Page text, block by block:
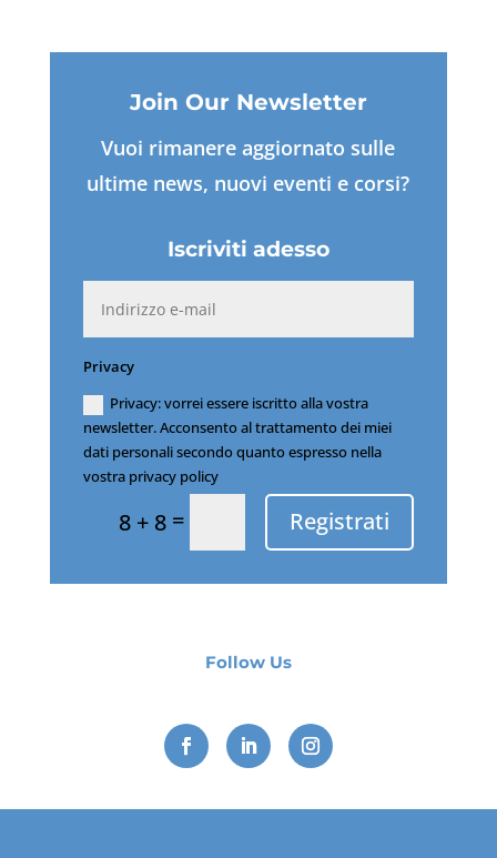
Join Our Newsletter
Vuoi rimanere aggiornato sulle
ultime news, nuovi eventi e corsi?
Iscriviti adesso
Privacy
Privacy: vorrei essere iscritto alla vostra
newsletter. Acconsento al trattamento dei miei
dati personali secondo quanto espresso nella
vostra privacy policy
8 + 8 = Registrati
Follow Us